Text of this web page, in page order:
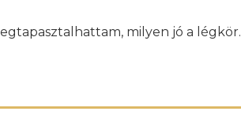
milyen jó a légkör.